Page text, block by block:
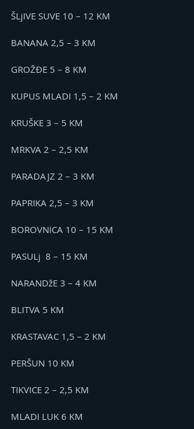
ŠLjIVE SUVE 10 – 12 KM
BANANA 2,5 – 3 KM
GROŽĐE 5 – 8 KM
KUPUS MLADI 1,5 – 2 KM
KRUŠKE 3 – 5 KM
MRKVA 2 – 2,5 KM
PARADAJZ 2 – 3 KM
PAPRIKA 2,5 – 3 KM
BOROVNICA 10 – 15 KM
PASULj  8 – 15 KM
NARANDžE 3 – 4 KM
BLITVA 5 KM
KRASTAVAC 1,5 – 2 KM
PERŠUN 10 KM
TIKVICE 2 – 2,5 KM
MLADI LUK 6 KM